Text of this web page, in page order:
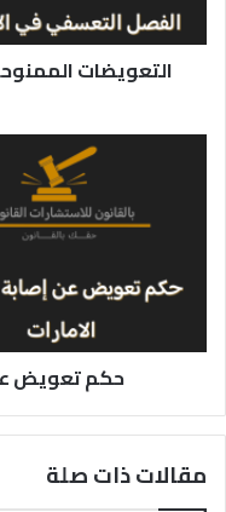
الإمارات
التعويضات
الإمارات
حكم تعويض
مقالات ذات صلة